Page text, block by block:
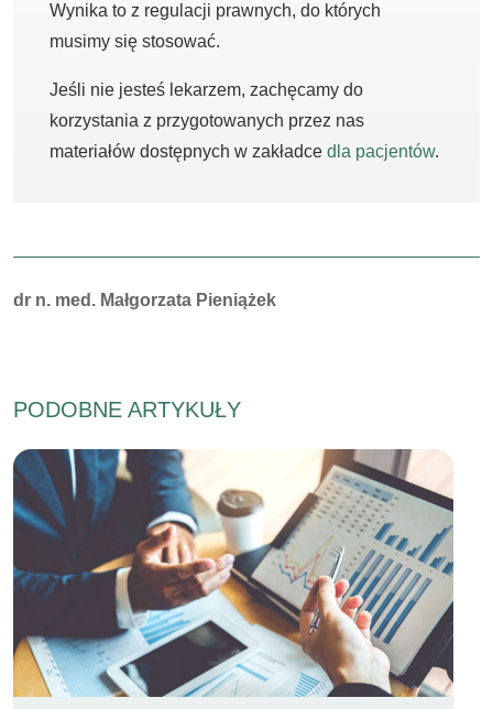
Wynika to z regulacji prawnych, do których
musimy się stosować.
Jeśli nie jesteś lekarzem, zachęcamy do
korzystania z przygotowanych przez nas
materiałów dostępnych w zakładce dla pacjentów.
Autorzy:
dr n. med. Małgorzata Pieniążek
PODOBNE ARTYKUŁY